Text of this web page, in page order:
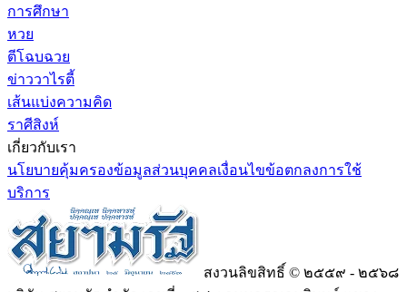
การศึกษา
หวย
ตีโฉบฉวย
ข่าววาไรตี้
เส้นแบ่งความคิด
ราศีสิงห์
เกี่ยวกับเรา
นโยบายคุ้มครองข้อมูลส่วนบุคคลเงื่อนไขข้อตกลงการใช้
บริการ
สงวนลิขสิทธิ์ © ๒๕๕๙ - ๒๕๖๘